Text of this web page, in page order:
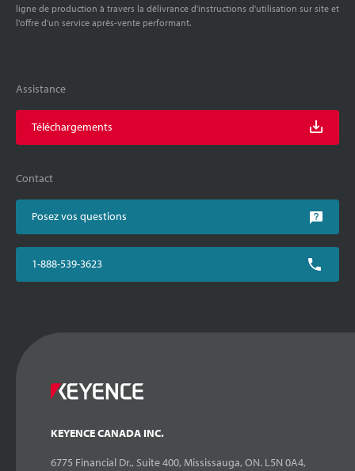
ligne de production à travers la délivrance d'instructions d'utilisation sur site et
l'offre d'un service après-vente performant.
Assistance
Téléchargements
Contact
Posez vos questions
1-888-539-3623
KEYENCE CANADA INC.
6775 Financial Dr., Suite 400, Mississauga, ON. L5N 0A4,